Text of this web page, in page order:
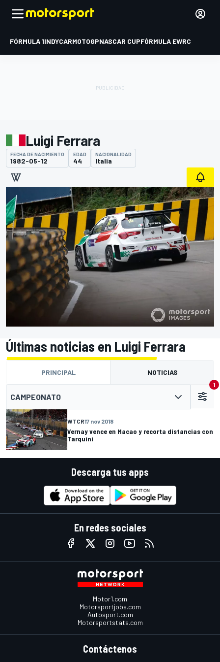
FÓRMULA 1INDYCARMOTOGPNASCAR CUPFÓRMULA EWRC
Luigi Ferrara
FECHA DE NACIMIENTO
1982-05-12
EDAD
44
NACIONALIDAD
Italia
Últimas noticias en Luigi Ferrara
PRINCIPAL NOTICIAS
CAMPEONATO
1
WTCR17 nov 2018
Vernay vence en Macao y recorta distancias con
Tarquini
Descarga tus apps
En redes sociales
Motor1.com
Motorsportjobs.com
Autosport.com
Motorsportstats.com
Contáctenos